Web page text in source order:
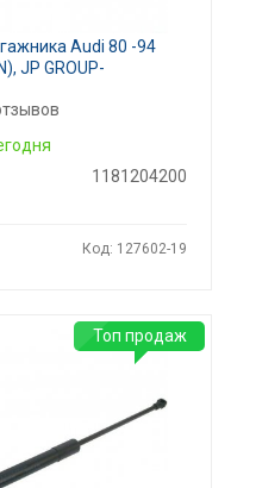
Audi 80 -94
JP GROUP-
1181204200
Код: 127602-19
Топ продаж